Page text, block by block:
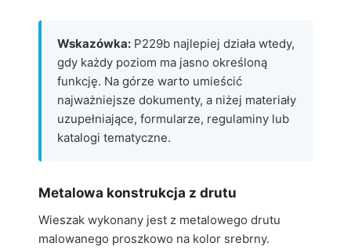
Wskazówka: P229b najlepiej działa wtedy,
gdy każdy poziom ma jasno określoną
funkcję. Na górze warto umieścić
najważniejsze dokumenty, a niżej materiały
uzupełniające, formularze, regulaminy lub
katalogi tematyczne.
Metalowa konstrukcja z drutu
Wieszak wykonany jest z metalowego drutu
malowanego proszkowo na kolor srebrny.